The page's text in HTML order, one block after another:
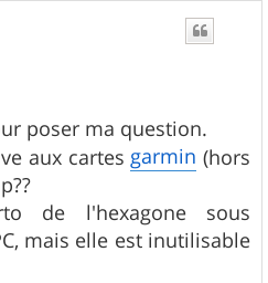
poser ma question.
aux cartesgarmin (hors
de l'hexagone sous
mais elle est inutilisable